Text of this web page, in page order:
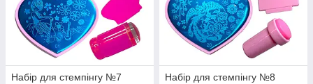
Набір для стемпінгу №7
Набір для стемпінгу №8